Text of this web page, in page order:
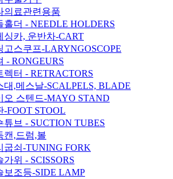
의료관련용품
홀더 - NEEDLE HOLDERS
싱카, 운반차-CART
고스쿠프-LARYNGOSCOPE
- RONGEURS
렉터 - RETRACTORS
대,메스날-SCALPELS, BLADE
오 스텐드-MAYO STAND
-FOOT STOOL
튜브 - SUCTION TUBES
캔,드럼,볼
굽쇠-TUNING FORK
가위 - SCISSORS
보조등-SIDE LAMP